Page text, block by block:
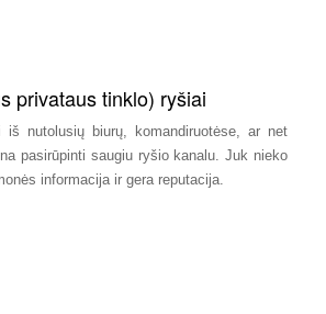
privataus tinklo) ryšiai
iš nutolusių biurų, komandiruotėse, ar net
pasirūpinti saugiu ryšio kanalu. Juk nieko
informacija ir gera reputacija.